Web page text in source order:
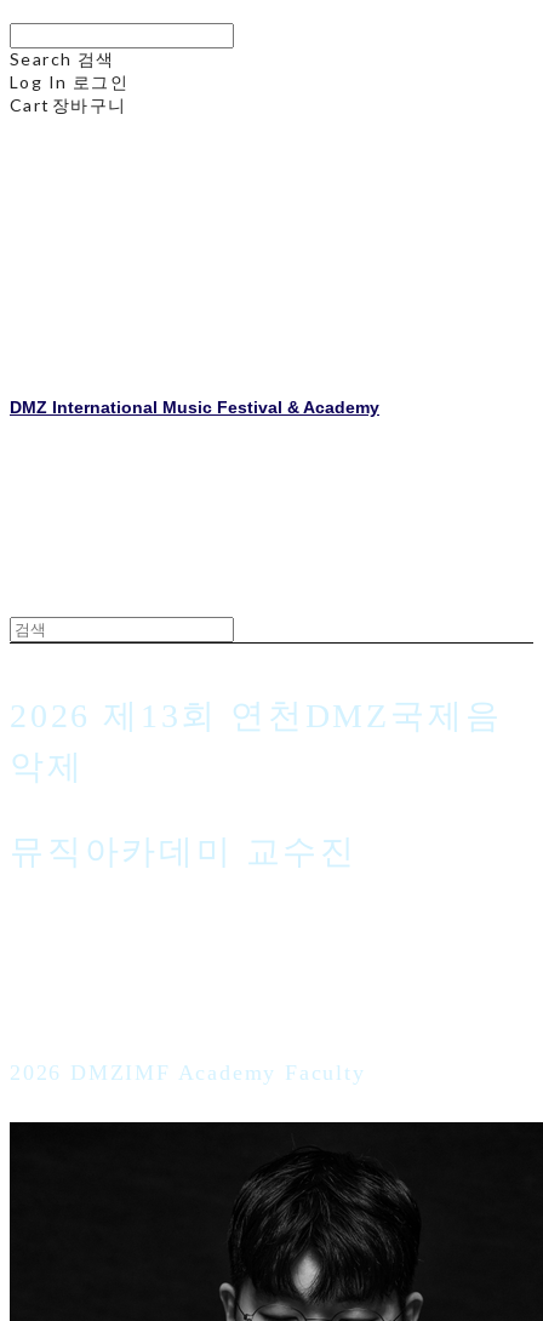
Search 검색
Log In 로그인
Cart 장바구니
DMZ International Music Festival & Academy
2026 제13회 연천DMZ국제음
악제
뮤직아카데미 교수진
2026 DMZIMF Academy Faculty